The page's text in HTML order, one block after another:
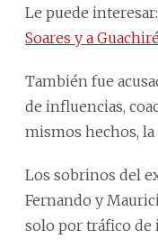
Le puede interesar:
Soares y a
También fue
de influencias,
mismos hechos, la
Los sobrinos del
Fernando y
solo por tráfico de